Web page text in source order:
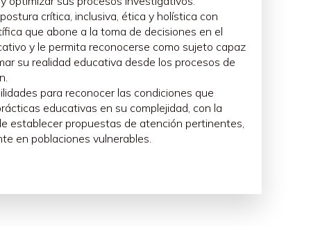
docente, modelos de formación docente, la
docente (formación inicial, continua y
crítica, inclusiva, ética y holística con
que abone a la toma de decisiones en el
y le permita reconocerse como sujeto capaz
su realidad educativa desde los procesos de
para reconocer las condiciones que
educativas en su complejidad, con la
establecer propuestas de atención pertinentes,
en poblaciones vulnerables.